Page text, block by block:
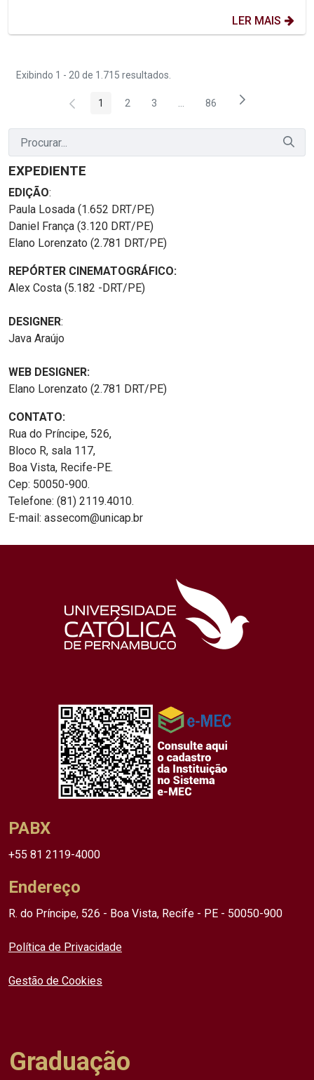
LER MAIS
Exibindo 1 - 20 de 1.715 resultados.
Página
1 Página
2 Página
3 Páginas intermediárias Usar
Página
86
EXPEDIENTE
EDIÇÃO:
Paula Losada (1.652 DRT/PE)
Daniel França (3.120 DRT/PE)
Elano Lorenzato (2.781 DRT/PE)
REPÓRTER CINEMATOGRÁFICO:
Alex Costa (5.182 -DRT/PE)
DESIGNER:
Java Araújo
WEB DESIGNER:
Elano Lorenzato (2.781 DRT/PE)
CONTATO:
Rua do Príncipe, 526,
Bloco R, sala 117,
Boa Vista, Recife-PE.
Cep: 50050-900.
Telefone: (81) 2119.4010.
E-mail: assecom@unicap.br
PABX
+55 81 2119-4000
Endereço
R. do Príncipe, 526 - Boa Vista, Recife - PE - 50050-900
Política de Privacidade
Gestão de Cookies
Graduação